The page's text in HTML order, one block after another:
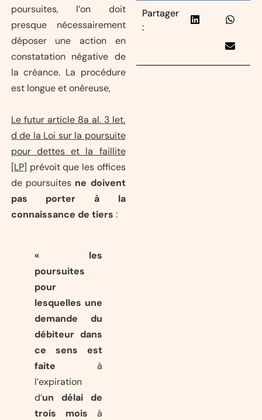
poursuites, l’on doit
presque nécessairement
déposer une action en
constatation négative de
la créance. La procédure
est longue et onéreuse,
Le futur article 8a al. 3 let.
d de la Loi sur la poursuite
pour dettes et la faillite
[LP] prévoit que les offices
de poursuites ne doivent
pas porter à la
connaissance de tiers :
« les
poursuites
pour
lesquelles une
demande du
débiteur dans
ce sens est
faite à
l’expiration
d’un
délai de
trois mois à
Partager
: